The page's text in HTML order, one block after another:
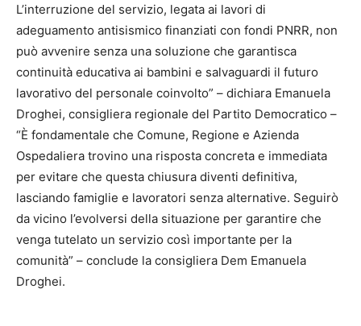
L’interruzione del servizio, legata ai lavori di
adeguamento antisismico finanziati con fondi PNRR, non
può avvenire senza una soluzione che garantisca
continuità educativa ai bambini e salvaguardi il futuro
lavorativo del personale coinvolto” – dichiara Emanuela
Droghei, consigliera regionale del Partito Democratico –
“È fondamentale che Comune, Regione e Azienda
Ospedaliera trovino una risposta concreta e immediata
per evitare che questa chiusura diventi definitiva,
lasciando famiglie e lavoratori senza alternative. Seguirò
da vicino l’evolversi della situazione per garantire che
venga tutelato un servizio così importante per la
comunità” – conclude la consigliera Dem Emanuela
Droghei.